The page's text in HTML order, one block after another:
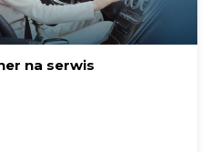
na serwis